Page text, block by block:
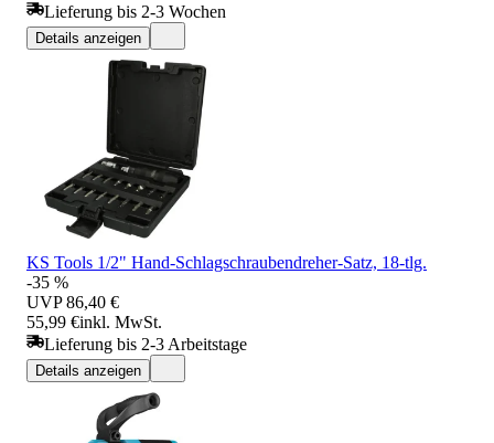
Lieferung bis 2-3 Wochen
Details anzeigen
KS Tools 1/2" Hand-Schlagschraubendreher-Satz, 18-tlg.
-35 %
UVP 86,40 €
55,99 €inkl. MwSt.
Lieferung bis 2-3 Arbeitstage
Details anzeigen